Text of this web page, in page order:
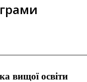
вищої освіти